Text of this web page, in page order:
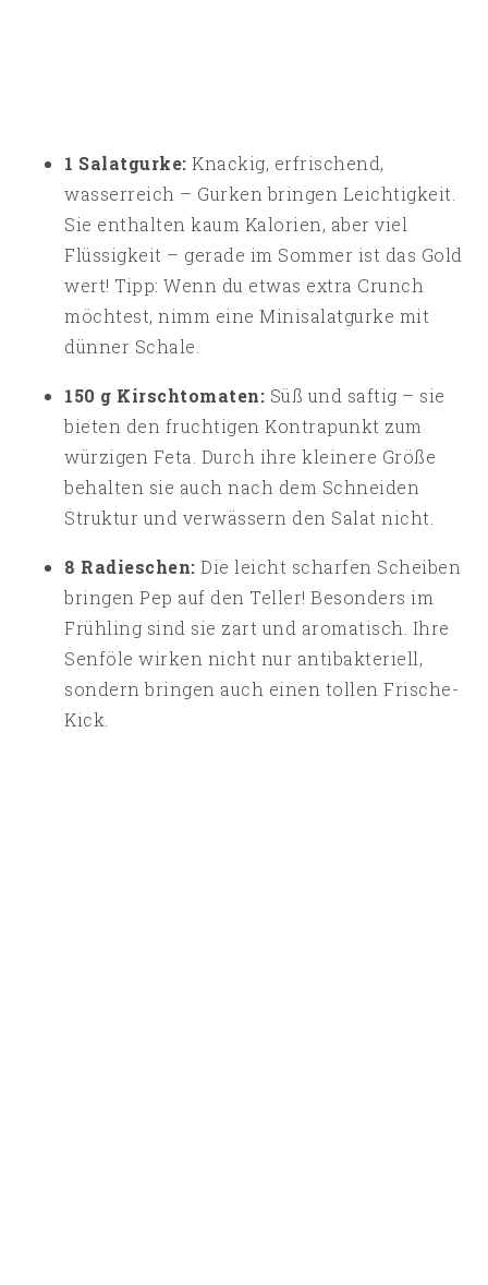
1 Salatgurke: Knackig, erfrischend,
wasserreich – Gurken bringen Leichtigkeit.
Sie enthalten kaum Kalorien, aber viel
Flüssigkeit – gerade im Sommer ist das Gold
wert! Tipp: Wenn du etwas extra Crunch
möchtest, nimm eine Minisalatgurke mit
dünner Schale.
150 g Kirschtomaten: Süß und saftig – sie
bieten den fruchtigen Kontrapunkt zum
würzigen Feta. Durch ihre kleinere Größe
behalten sie auch nach dem Schneiden
Struktur und verwässern den Salat nicht.
8 Radieschen: Die leicht scharfen Scheiben
bringen Pep auf den Teller! Besonders im
Frühling sind sie zart und aromatisch. Ihre
Senföle wirken nicht nur antibakteriell,
sondern bringen auch einen tollen Frische-
Kick.